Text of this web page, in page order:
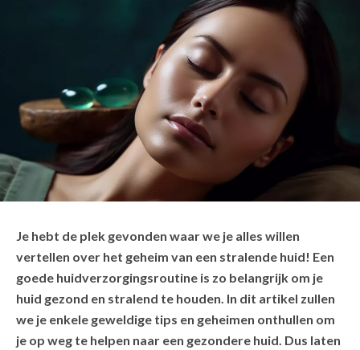
Je hebt de plek gevonden waar we je alles willen
vertellen over het geheim van een stralende huid! Een
goede huidverzorgingsroutine is zo belangrijk om je
huid gezond en stralend te houden. In dit artikel zullen
we je enkele geweldige tips en geheimen onthullen om
je op weg te helpen naar een gezondere huid. Dus laten